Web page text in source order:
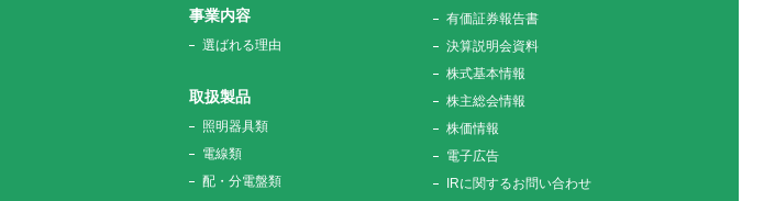
事業内容
選ばれる理由
取扱製品
照明器具類
電線類
配・分電盤類
有価証券報告書
決算説明会資料
株式基本情報
株主総会情報
株価情報
電子広告
IRに関するお問い合わせ